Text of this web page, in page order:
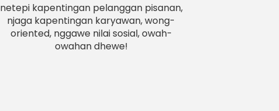
netepi kapentingan pelanggan pisanan,
njaga kapentingan karyawan, wong-
oriented, nggawe nilai sosial, owah-
owahan dhewe!